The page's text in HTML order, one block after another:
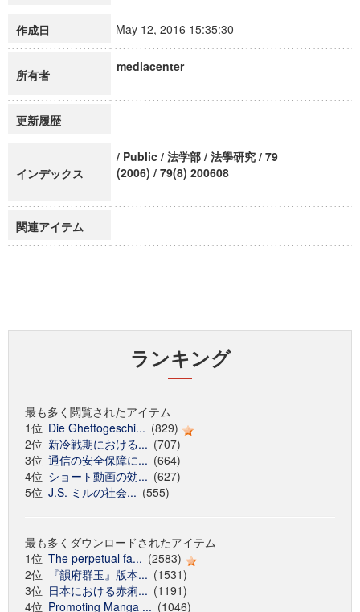
作成日 May 12, 2016 15:35:30
所有者
mediacenter
更新履歴
インデックス
/ Public / 法学部 / 法學研究 / 79
(2006) / 79(8) 200608
関連アイテム
ランキング
最も多く閲覧されたアイテム
1位 Die Ghettogeschi... (829)
2位 新冷戦期における... (707)
3位 通信の安全保障に... (664)
4位 ショート動画の効... (627)
5位 J.S. ミルの社会... (555)
最も多くダウンロードされたアイテム
1位 The perpetual fa... (2583)
2位
『韻府群玉』版本... (1531)
3位 日本における赤痢... (1191)
4位 Promoting Manga ... (1046)